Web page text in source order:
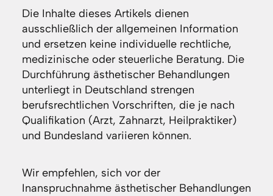
Die Inhalte dieses Artikels dienen
ausschließlich der allgemeinen Information
und ersetzen keine individuelle rechtliche,
medizinische oder steuerliche Beratung. Die
Durchführung ästhetischer Behandlungen
unterliegt in Deutschland strengen
berufsrechtlichen Vorschriften, die je nach
Qualifikation (Arzt, Zahnarzt, Heilpraktiker)
und Bundesland variieren können.
Wir empfehlen, sich vor der
Inanspruchnahme ästhetischer Behandlungen